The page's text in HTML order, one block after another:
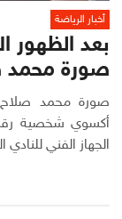
أخبار الرياضة
بعد الظهور
صورة محمد
صورة محمد صلاح
أكسوي شخصية
الجهاز الفني للنادي